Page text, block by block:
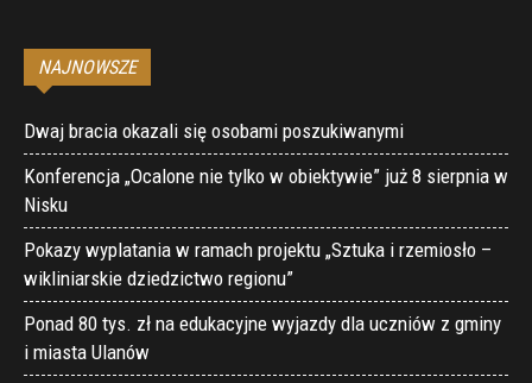
NAJNOWSZE
Dwaj bracia okazali się osobami poszukiwanymi
Konferencja „Ocalone nie tylko w obiektywie” już 8 sierpnia w
Nisku
Pokazy wyplatania w ramach projektu „Sztuka i rzemiosło –
wikliniarskie dziedzictwo regionu”
Ponad 80 tys. zł na edukacyjne wyjazdy dla uczniów z gminy
i miasta Ulanów